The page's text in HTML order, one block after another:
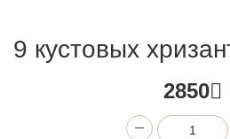
9 кустовых
2850